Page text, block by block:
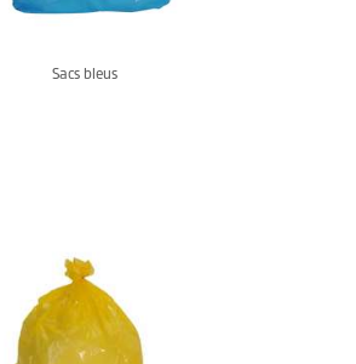
Sacs bleus